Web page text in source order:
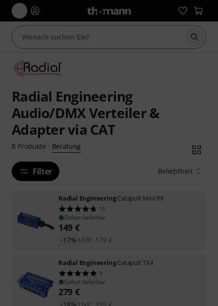
Suche
Radial Engineering
Audio/DMX Verteiler &
Adapter via CAT
8 Produkte · Beratung
Filter Beliebtheit
Radial EngineeringCatapult Mini RX
15
Sofort lieferbar
149 €
UVP: 179 €
-17%
Radial EngineeringCatapult TX4
4
Sofort lieferbar
279 €
UVP: 339 €
-18%